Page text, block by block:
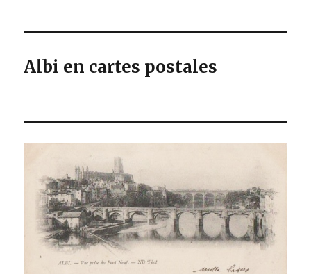
Albi en cartes postales